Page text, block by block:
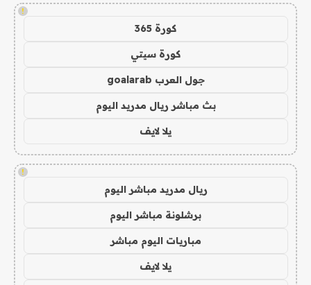
!
كورة 365
كورة سيتي
جول العرب goalarab
بث مباشر ريال مدريد اليوم
يلا لايف
!
ريال مدريد مباشر اليوم
برشلونة مباشر اليوم
مباريات اليوم مباشر
يلا لايف